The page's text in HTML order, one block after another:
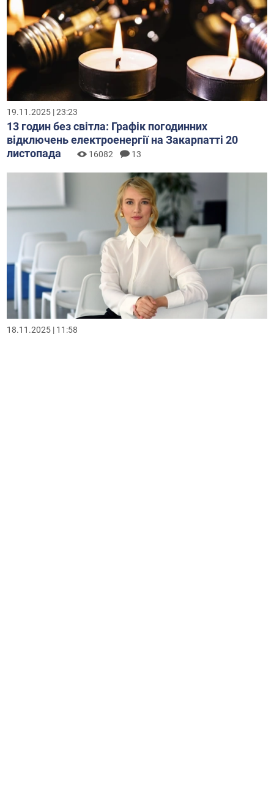
19.11.2025 | 23:23
13 годин без світла: Графік погодинних
відключень електроенергії на Закарпатті 20
листопада
16082 13
18.11.2025 | 11:58